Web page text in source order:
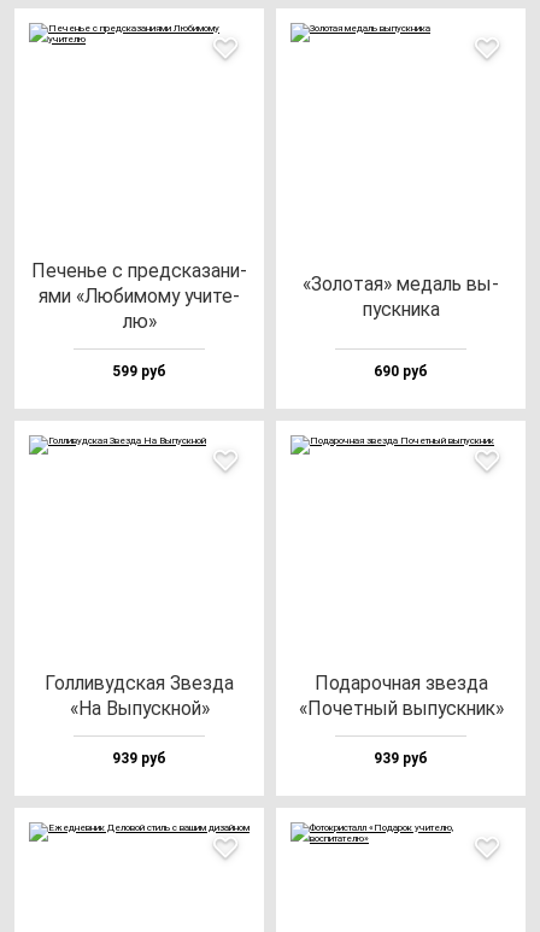
Печенье с пред­ска­за­ни­
ями «Люби­мо­му учи­те­
лю»
599 руб
«Золо­тая» ме­даль вы­
пус­кни­ка
690 руб
Гол­ли­вуд­ская Звез­да
«На Выпус­кной»
939 руб
Пода­роч­ная звез­да
«Почет­ный вы­пус­кник»
939 руб